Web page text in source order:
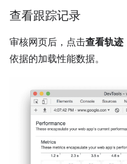
查看跟踪记录
审核网页后，点击查看轨迹
依据的加载性能数据。